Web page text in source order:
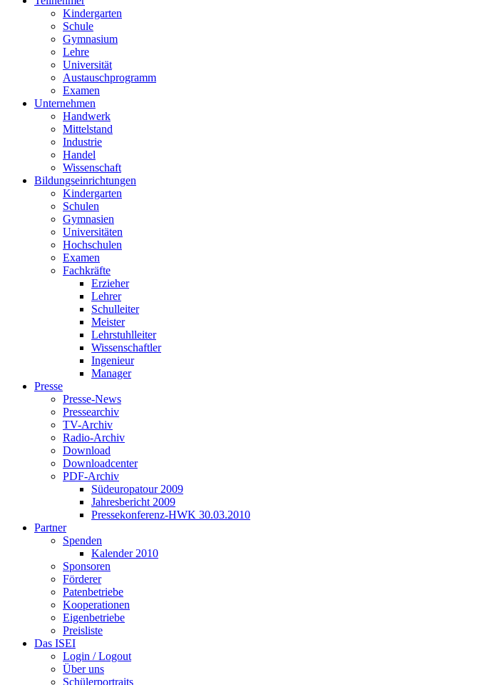
Kindergarten
Schule
Gymnasium
Lehre
Universität
Austauschprogramm
Examen
Unternehmen
Handwerk
Mittelstand
Industrie
Handel
Wissenschaft
Bildungseinrichtungen
Kindergarten
Schulen
Gymnasien
Universitäten
Hochschulen
Examen
Fachkräfte
Erzieher
Lehrer
Schulleiter
Meister
Lehrstuhlleiter
Wissenschaftler
Ingenieur
Manager
Presse
Presse-News
Pressearchiv
TV-Archiv
Radio-Archiv
Download
Downloadcenter
PDF-Archiv
Südeuropatour 2009
Jahresbericht 2009
Pressekonferenz-HWK 30.03.2010
Partner
Spenden
Kalender 2010
Sponsoren
Förderer
Patenbetriebe
Kooperationen
Eigenbetriebe
Preisliste
Das ISEI
Login / Logout
Über uns
Schülerportraits